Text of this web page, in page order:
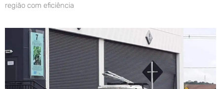
região com eficiência